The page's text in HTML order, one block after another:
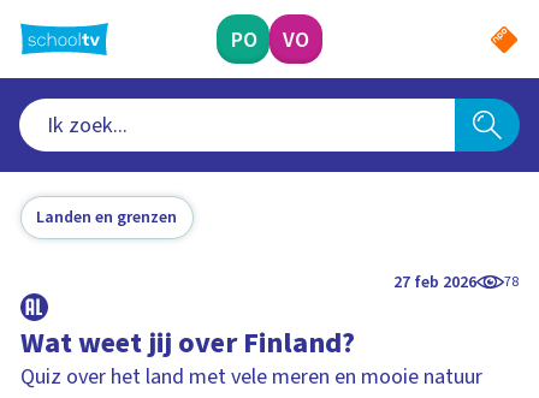
naar
hoofdinhoud
PO VO
Landen en grenzen
27 feb 2026 78
Wat weet jij over Finland?
Quiz over het land met vele meren en mooie natuur